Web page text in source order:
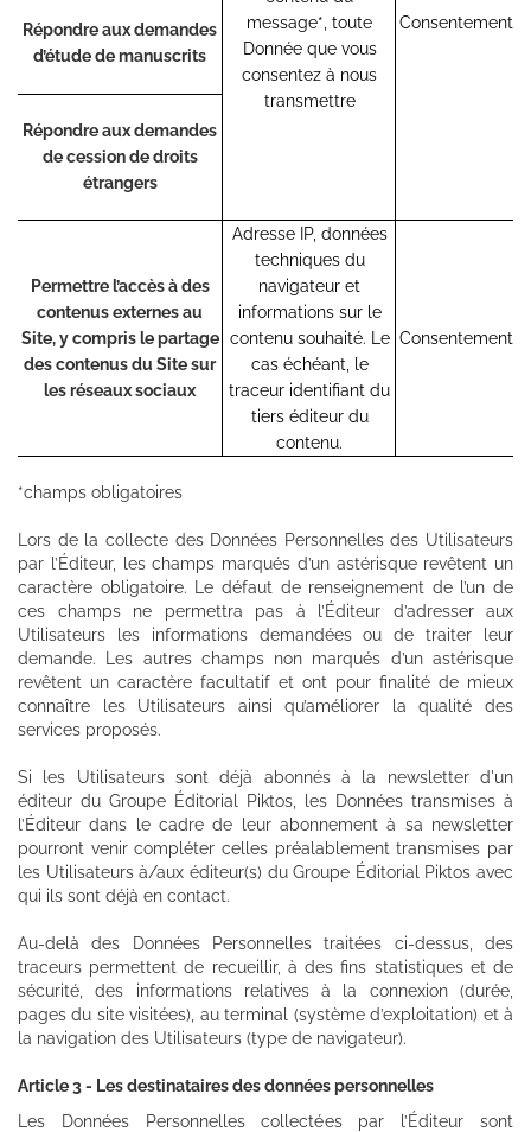
message*, toute
Donnée que vous
consentez à nous
transmettre
Consentement
Répondre aux demandes
d’étude de manuscrits
Répondre aux demandes
de cession de droits
étrangers
Permettre l’accès à des
contenus externes au
Site, y compris le partage
des contenus du Site sur
les réseaux sociaux
Adresse IP, données
techniques du
navigateur et
informations sur le
contenu souhaité. Le
cas échéant, le
traceur identifiant du
tiers éditeur du
contenu.
Consentement
*champs obligatoires
Lors de la collecte des Données Personnelles des Utilisateurs
par l’Éditeur, les champs marqués d’un astérisque revêtent un
caractère obligatoire. Le défaut de renseignement de l’un de
ces champs ne permettra pas à l’Éditeur d’adresser aux
Utilisateurs les informations demandées ou de traiter leur
demande. Les autres champs non marqués d’un astérisque
revêtent un caractère facultatif et ont pour finalité de mieux
connaître les Utilisateurs ainsi qu’améliorer la qualité des
services proposés.
Si les Utilisateurs sont déjà abonnés à la newsletter d'un
éditeur du Groupe Éditorial Piktos, les Données transmises à
l’Éditeur dans le cadre de leur abonnement à sa newsletter
pourront venir compléter celles préalablement transmises par
les Utilisateurs à/aux éditeur(s) du Groupe Éditorial Piktos avec
qui ils sont déjà en contact.
Au-delà des Données Personnelles traitées ci-dessus, des
traceurs permettent de recueillir, à des fins statistiques et de
sécurité, des informations relatives à la connexion (durée,
pages du site visitées), au terminal (système d’exploitation) et à
la navigation des Utilisateurs (type de navigateur).
Article 3 - Les destinataires des données personnelles
Les Données Personnelles collectées par l’Éditeur sont